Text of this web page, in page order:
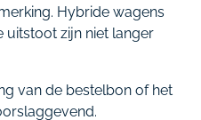
Hybride wagens
zijn niet langer
van de bestelbon of het